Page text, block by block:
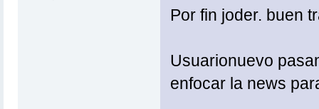
Por fin joder. buen
Usuarionuevo
enfocar la news